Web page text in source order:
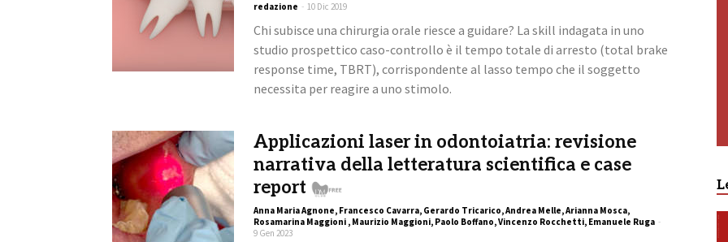
redazione - 10 Dic 2019
Chi subisce una chirurgia orale riesce a guidare? La skill indagata in uno
studio prospettico caso-controllo è il tempo totale di arresto (total brake
response time, TBRT), corrispondente al lasso tempo che il soggetto
necessita per reagire a uno stimolo.
Applicazioni laser in odontoiatria: revisione
narrativa della letteratura scientifica e case
report
Anna Maria Agnone, Francesco Cavarra, Gerardo Tricarico, Andrea Melle, Arianna Mosca,
Rosamarina Maggioni , Maurizio Maggioni, Paolo Boffano, Vincenzo Rocchetti, Emanuele Ruga -
9 Gen 2023